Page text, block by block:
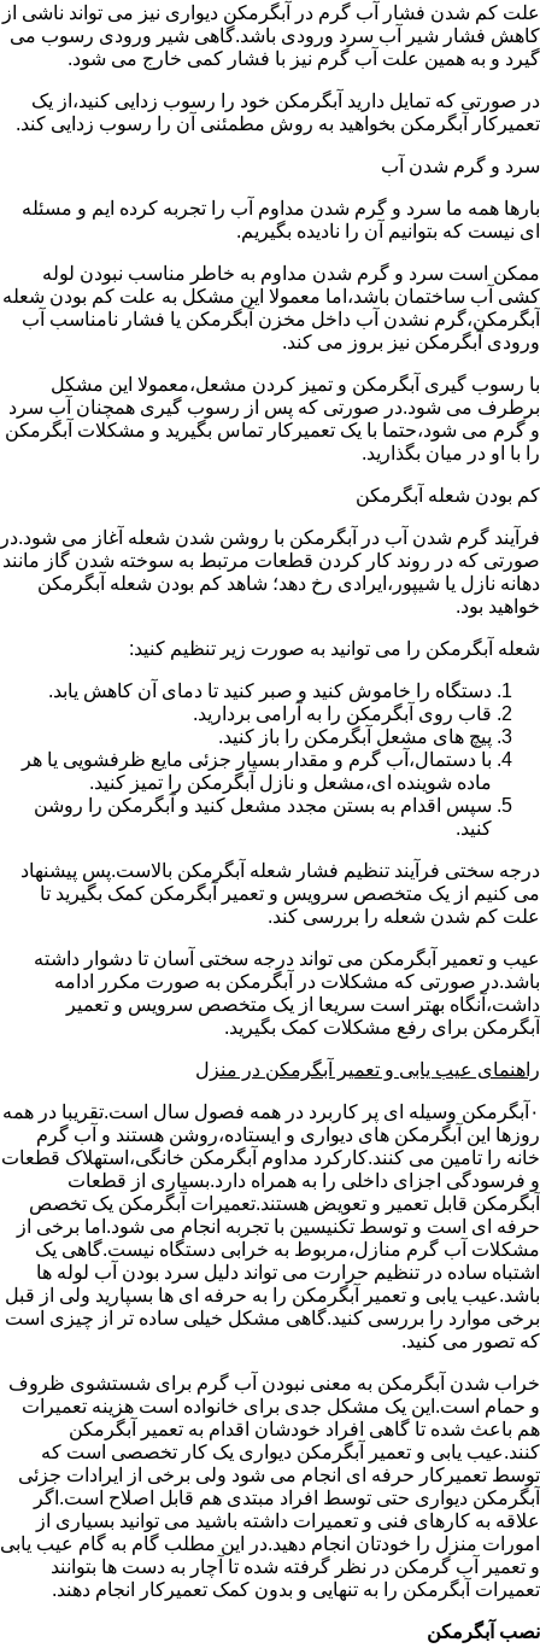
علت کم شدن فشار آب گرم در آبگرمکن دیواری نیز می تواند ناشی از
کاهش فشار شیر آب سرد ورودی باشد.گاهی شیر ورودی رسوب می
گیرد و به همین علت آب گرم نیز با فشار کمی خارج می شود.
در صورتی که تمایل دارید آبگرمکن خود را رسوب زدایی کنید،از یک
تعمیرکار آبگرمکن بخواهید به روش مطمئنی آن را رسوب زدایی کند.
سرد و گرم شدن آب
بارها همه ما سرد و گرم شدن مداوم آب را تجربه کرده ایم و مسئله
ای نیست که بتوانیم آن را نادیده بگیریم.
ممکن است سرد و گرم شدن مداوم به خاطر مناسب نبودن لوله
کشی آب ساختمان باشد،اما معمولا این مشکل به علت کم بودن شعله
آبگرمکن،گرم نشدن آب داخل مخزن آبگرمکن یا فشار نامناسب آب
ورودی آبگرمکن نیز بروز می کند.
با رسوب گیری آبگرمکن و تمیز کردن مشعل،معمولا این مشکل
برطرف می شود.در صورتی که پس از رسوب گیری همچنان آب سرد
و گرم می شود،حتما با یک تعمیرکار تماس بگیرید و مشکلات آبگرمکن
را با او در میان بگذارید.
کم بودن شعله آبگرمکن
فرآیند گرم شدن آب در آبگرمکن با روشن شدن شعله آغاز می شود.در
صورتی که در روند کار کردن قطعات مرتبط به سوخته شدن گاز مانند
دهانه نازل یا شیپور،ایرادی رخ دهد؛ شاهد کم بودن شعله آبگرمکن
خواهید بود.
شعله آبگرمکن را می توانید به صورت زیر تنظیم کنید:
دستگاه را خاموش کنید و صبر کنید تا دمای آن کاهش یابد.
قاب روی آبگرمکن را به آرامی بردارید.
پیچ های مشعل آبگرمکن را باز کنید.
با دستمال،آب گرم و مقدار بسیار جزئی مایع ظرفشویی یا هر
ماده شوینده ای،مشعل و نازل آبگرمکن را تمیز کنید.
سپس اقدام به بستن مجدد مشعل کنید و آبگرمکن را روشن
کنید.
درجه سختی فرآیند تنظیم فشار شعله آبگرمکن بالاست.پس پیشنهاد
می کنیم از یک متخصص سرویس و تعمیر آبگرمکن کمک بگیرید تا
علت کم شدن شعله را بررسی کند.
عیب و تعمیر آبگرمکن می تواند درجه سختی آسان تا دشوار داشته
باشد.در صورتی که مشکلات در آبگرمکن به صورت مکرر ادامه
داشت،آنگاه بهتر است سریعا از یک متخصص سرویس و تعمیر
آبگرمکن برای رفع مشکلات کمک بگیرید.
راهنمای عیب یابی و تعمیر آبگرمکن در منزل
۰آبگرمکن وسیله ای پر کاربرد در همه فصول سال است.تقریبا در همه
روزها این آبگرمکن های دیواری و ایستاده،روشن هستند و آب گرم
خانه را تامین می کنند.کارکرد مداوم آبگرمکن خانگی،استهلاک قطعات
و فرسودگی اجزای داخلی را به همراه دارد.بسیاری از قطعات
آبگرمکن قابل تعمیر و تعویض هستند.تعمیرات آبگرمکن یک تخصص
حرفه ای است و توسط تکنیسین با تجربه انجام می شود.اما برخی از
مشکلات آب گرم منازل،مربوط به خرابی دستگاه نیست.گاهی یک
اشتباه ساده در تنظیم حرارت می تواند دلیل سرد بودن آب لوله ها
باشد.عیب یابی و تعمیر آبگرمکن را به حرفه ای ها بسپارید ولی از قبل
برخی موارد را بررسی کنید.گاهی مشکل خیلی ساده تر از چیزی است
که تصور می کنید.
خراب شدن آبگرمکن به معنی نبودن آب گرم برای شستشوی ظروف
و حمام است.این یک مشکل جدی برای خانواده است هزینه تعمیرات
هم باعث شده تا گاهی افراد خودشان اقدام به تعمیر آبگرمکن
کنند.عیب یابی و تعمیر آبگرمکن دیواری یک کار تخصصی است که
توسط تعمیرکار حرفه ای انجام می شود ولی برخی از ایرادات جزئی
آبگرمکن دیواری حتی توسط افراد مبتدی هم قابل اصلاح است.اگر
علاقه به کارهای فنی و تعمیرات داشته باشید می توانید بسیاری از
امورات منزل را خودتان انجام دهید.در این مطلب گام به گام عیب یابی
و تعمیر آب گرمکن در نظر گرفته شده تا آچار به دست ها بتوانند
تعمیرات آبگرمکن را به تنهایی و بدون کمک تعمیرکار انجام دهند.
نصب آبگرمکن